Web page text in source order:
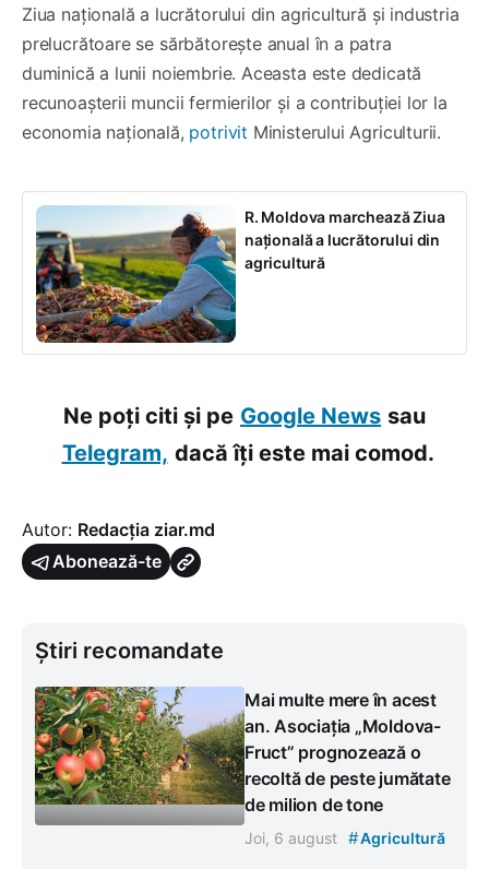
Ziua națională a lucrătorului din agricultură și industria
prelucrătoare se sărbătorește anual în a patra
duminică a lunii noiembrie. Aceasta este dedicată
recunoașterii muncii fermierilor și a contribuției lor la
economia națională, potrivit Ministerului Agriculturii.
R. Moldova marchează Ziua
națională a lucrătorului din
agricultură
Ne poți citi și pe Google News sau
Telegram, dacă îți este mai comod.
Autor: Redacția ziar.md
Abonează-te
Știri recomandate
Mai multe mere în acest
an. Asociația „Moldova-
Fruct” prognozează o
recoltă de peste jumătate
de milion de tone
Joi, 6 august #Agricultură